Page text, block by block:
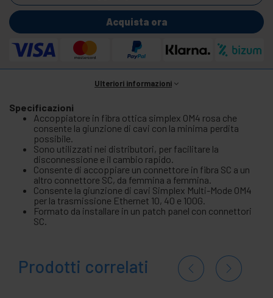
Acquista ora
Ulteriori informazioni
Specificazioni
Accoppiatore in fibra ottica simplex OM4 rosa che
consente la giunzione di cavi con la minima perdita
possibile.
Sono utilizzati nei distributori, per facilitare la
disconnessione e il cambio rapido.
Consente di accoppiare un connettore in fibra SC a un
altro connettore SC, da femmina a femmina.
Consente la giunzione di cavi Simplex Multi-Mode OM4
per la trasmissione Ethernet 10, 40 e 100G.
Formato da installare in un patch panel con connettori
SC.
Prodotti correlati